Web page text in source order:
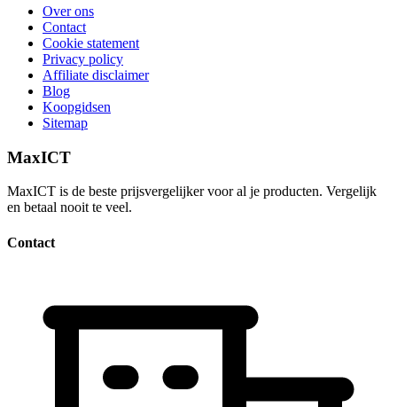
Over ons
Contact
Cookie statement
Privacy policy
Affiliate disclaimer
Blog
Koopgidsen
Sitemap
MaxICT
MaxICT is de beste prijsvergelijker voor al je producten. Vergelijk
en betaal nooit te veel.
Contact